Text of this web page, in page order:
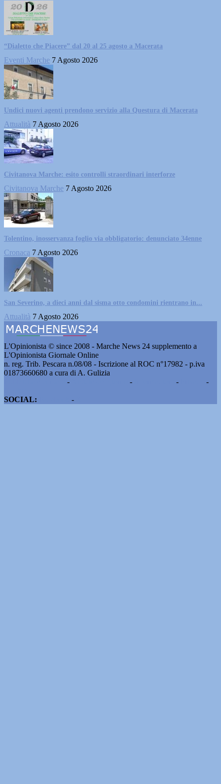
“Dialetto che Piacere” dal 20 al 25 agosto a Macerata
Eventi Marche 7 Agosto 2026
Undici nuovi agenti prendono servizio alla Questura di Macerata
Attualità 7 Agosto 2026
Civitanova Marche: esito controlli straordinari interforze
Civitanova Marche 7 Agosto 2026
Tolentino, inosservanza foglio via obbligatorio: denunciato 34enne
Cronaca 7 Agosto 2026
San Severino, a dieci anni dal sisma otto condomini rientrano in...
Attualità 7 Agosto 2026
L'Opinionista © since 2008 - Marche News 24 supplemento a
L'Opinionista Giornale Online
n. reg. Trib. Pescara n.08/08 - Iscrizione al ROC n°17982 - p.iva
01873660680 a cura di A. Gulizia
- - -
-
SOCIAL:
-